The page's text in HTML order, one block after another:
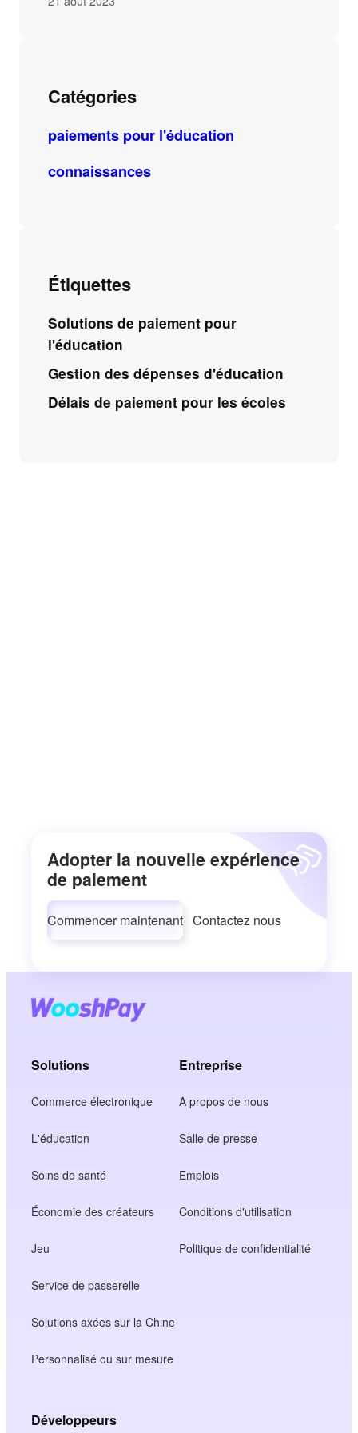
Catégories
paiements pour l'éducation
connaissances
Étiquettes
Solutions de paiement pour
l'éducation
Gestion des dépenses d'éducation
Délais de paiement pour les écoles
Adopter la nouvelle expérience
de paiement
Commencer maintenant Contactez nous
Solutions
Commerce électronique
L'éducation
Soins de santé
Économie des créateurs
Jeu
Service de passerelle
Solutions axées sur la Chine
Personnalisé ou sur mesure
Entreprise
A propos de nous
Salle de presse
Emplois
Conditions d'utilisation
Politique de confidentialité
Développeurs